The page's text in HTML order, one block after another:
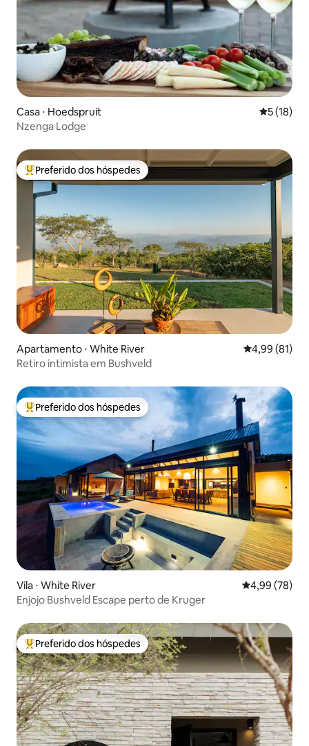
Casa ⋅ Hoedspruit 5 de uma
5 (18)
Nzenga Lodge
Entre os melhores preferidos dos hóspedes
Preferido dos hóspedes
Apartamento ⋅ White River 4,99 de uma
4,99 (81)
Retiro intimista em Bushveld
Entre os melhores preferidos dos hóspedes
Preferido dos hóspedes
Vila ⋅ White River 4,99 de uma
4,99 (78)
Enjojo Bushveld Escape perto de Kruger
Entre os melhores preferidos dos hóspedes
Preferido dos hóspedes